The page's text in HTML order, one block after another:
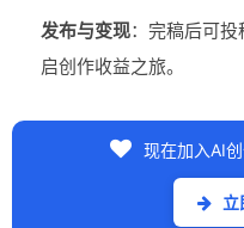
发布与变现：完稿后可
启创作收益之旅。
现在加入AI
立